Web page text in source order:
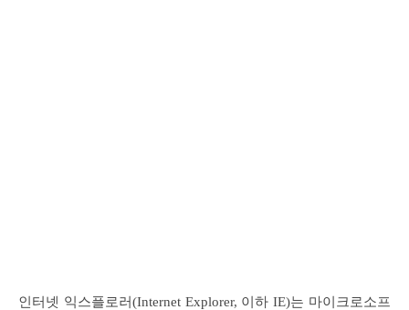
인터넷 익스플로러(Internet Explorer, 이하 IE)는 마이크로소프